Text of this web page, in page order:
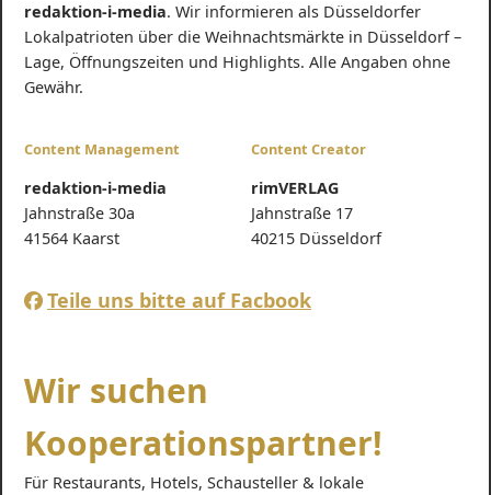
redaktion-i-media. Wir informieren als Düsseldorfer
Lokalpatrioten über die Weihnachtsmärkte in Düsseldorf –
Lage, Öffnungszeiten und Highlights. Alle Angaben ohne
Gewähr.
Content Management
redaktion-i-media
Jahnstraße 30a
41564 Kaarst
Content Creator
rimVERLAG
Jahnstraße 17
40215 Düsseldorf
Teile uns bitte auf Facbook
Wir suchen
Kooperationspartner!
Für Restaurants, Hotels, Schausteller & lokale